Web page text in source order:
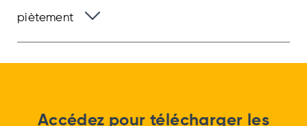
piètement
Accédez pour télécharger les